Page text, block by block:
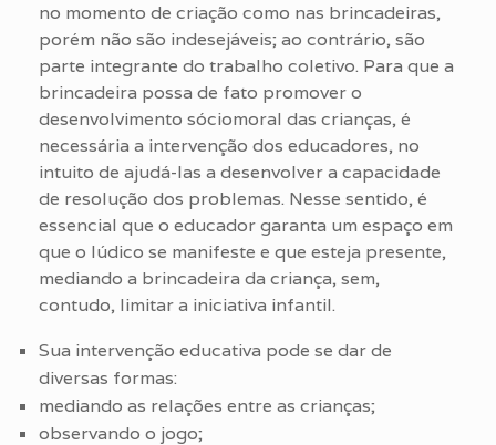
no momento de criação como nas brincadeiras,
porém não são indesejáveis; ao contrário, são
parte integrante do trabalho coletivo. Para que a
brincadeira possa de fato promover o
desenvolvimento sóciomoral das crianças, é
necessária a intervenção dos educadores, no
intuito de ajudá-las a desenvolver a capacidade
de resolução dos problemas. Nesse sentido, é
essencial que o educador garanta um espaço em
que o lúdico se manifeste e que esteja presente,
mediando a brincadeira da criança, sem,
contudo, limitar a iniciativa infantil.
Sua intervenção educativa pode se dar de
diversas formas:
mediando as relações entre as crianças;
observando o jogo;